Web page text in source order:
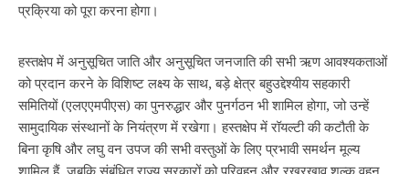
प्रक्रिया को पूरा करना होगा।
हस्तक्षेप में अनुसूचित जाति और अनुसूचित जनजाति की सभी ऋण आवश्यकताओं
को प्रदान करने के विशिष्ट लक्ष्य के साथ, बड़े क्षेत्र बहुउद्देश्यीय सहकारी
समितियों (एलएएमपीएस) का पुनरुद्धार और पुनर्गठन भी शामिल होगा, जो उन्हें
सामुदायिक संस्थानों के नियंत्रण में रखेगा। हस्तक्षेप में रॉयल्टी की कटौती के
बिना कृषि और लघु वन उपज की सभी वस्तुओं के लिए प्रभावी समर्थन मूल्य